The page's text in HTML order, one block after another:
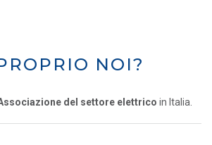
NOI?
del settore elettrico in Italia.